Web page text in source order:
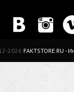
2026 FAKTSTORE.RU